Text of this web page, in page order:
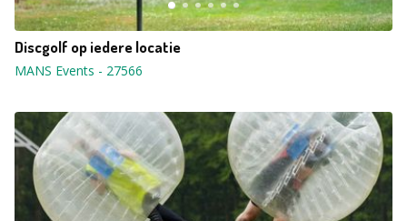
Discgolf op iedere locatie
MANS Events - 27566